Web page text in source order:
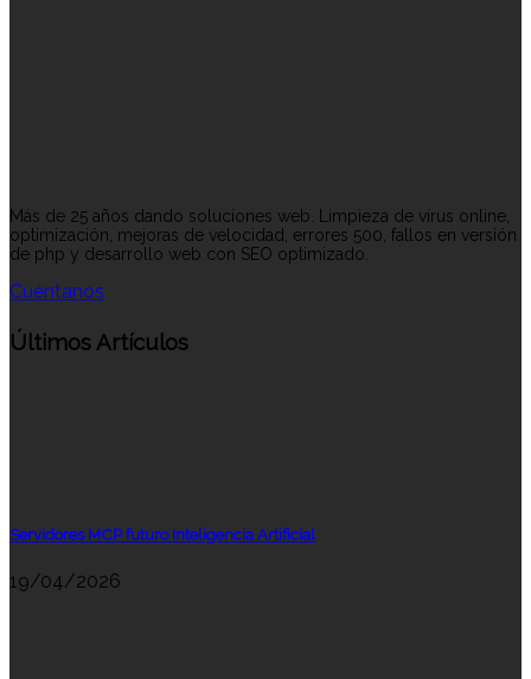
Más de 25 años dando soluciones web. Limpieza de virus online,
optimización, mejoras de velocidad, errores 500, fallos en versión
de php y desarrollo web con SEO optimizado.
Cuéntanos
Últimos Artículos
Servidores MCP futuro Inteligencia Artificial
19/04/2026